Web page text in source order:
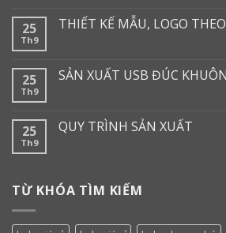
25
Th9
THIẾT KẾ MẪU, LOGO
25
Th9
SẢN XUẤT USB ĐÚC
25
Th9
QUY TRÌNH SẢN XUẤT
TỪ KHÓA TÌM KIẾM